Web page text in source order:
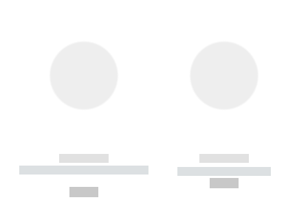
------------
----------- ----------- --------
------------
----------- -----------